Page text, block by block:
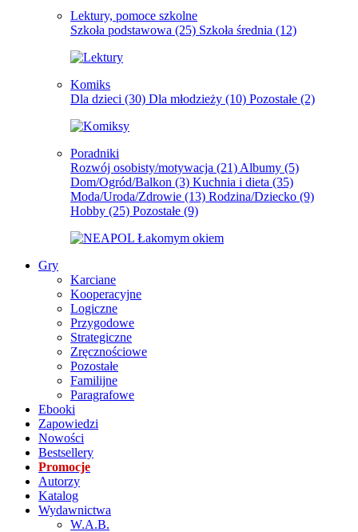
Lektury, pomoce szkolne
Szkoła podstawowa (25) Szkoła średnia (12)
Komiks
Dla dzieci (30) Dla młodzieży (10) Pozostałe (2)
Poradniki
Rozwój osobisty/motywacja (21) Albumy (5)
Dom/Ogród/Balkon (3) Kuchnia i dieta (35)
Moda/Uroda/Zdrowie (13) Rodzina/Dziecko (9)
Hobby (25) Pozostałe (9)
Gry
Karciane
Kooperacyjne
Logiczne
Przygodowe
Strategiczne
Zręcznościowe
Pozostałe
Familijne
Paragrafowe
Ebooki
Zapowiedzi
Nowości
Bestsellery
Promocje
Autorzy
Katalog
Wydawnictwa
W.A.B.